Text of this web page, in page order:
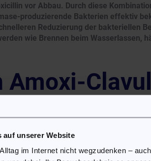
auf unserer Website
im Internet nicht wegzudenken –
vor Abbau. Durch diese
produzierende Bakterien effektiv
Reduzierung der bakteriellen
wie Brennen beim Wasserlassen,
Amoxi-
von mindestens 40 kg liegt die
Infektionen kann der Arzt die
intensivieren. Bei eingeschränkter